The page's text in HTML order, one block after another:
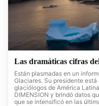
Las dramáticas cifras
Están plasmadas en un
Glaciares. Su presidente
glaciólogos de América
DIMENSION y brindó datos
que se intensificó en las